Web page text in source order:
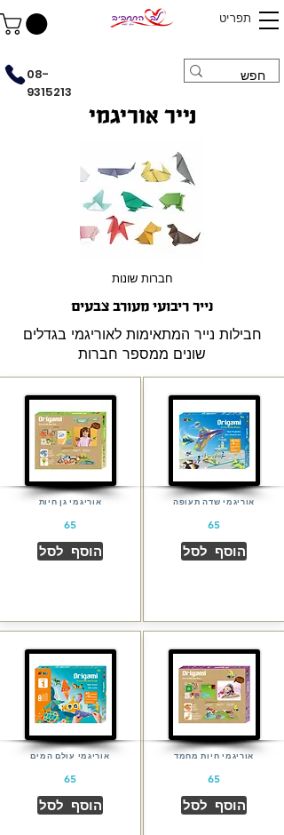
תפריט
08-
9315213
נייר אוריגמי
חברות שונות
נייר ריבועי מעורב צבעים
חבילות נייר המתאימות לאוריגמי בגדלים
שונים ממספר חברות
אוריגמי שדה תעופה
65
הוסף לסל
אוריגמי חיות מחמד
65
הוסף לסל
אוריגמי גן חיות
65
הוסף לסל
אוריגמי עולם המים
65
הוסף לסל